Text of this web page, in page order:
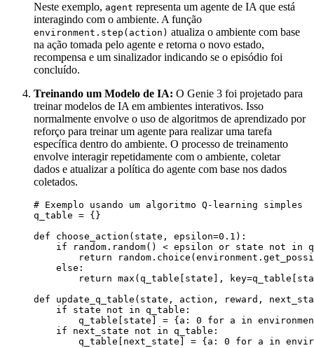
Neste exemplo, agent representa um agente de IA que está
interagindo com o ambiente. A função
environment.step(action) atualiza o ambiente com base
na ação tomada pelo agente e retorna o novo estado,
recompensa e um sinalizador indicando se o episódio foi
concluído.
Treinando um Modelo de IA: O Genie 3 foi projetado para
treinar modelos de IA em ambientes interativos. Isso
normalmente envolve o uso de algoritmos de aprendizado por
reforço para treinar um agente para realizar uma tarefa
específica dentro do ambiente. O processo de treinamento
envolve interagir repetidamente com o ambiente, coletar
dados e atualizar a política do agente com base nos dados
coletados.
# Exemplo usando um algoritmo Q-learning simples
q_table = {}
def choose_action(state, epsilon=0.1):
if random.random() < epsilon or state not in
return
    else:
return max(q_table[state],
def update_q_table(state, action, reward,
    if state not in q_table:
q_table[state] = {a: 0 for a in
    if next_state not in q_table:
q_table[next_state] = {a: 0 for a in